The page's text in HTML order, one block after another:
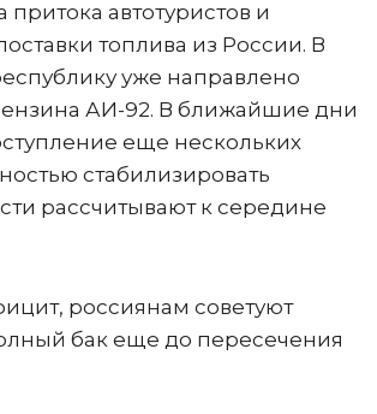
притока автотуристов и
топлива из России. В
уже направлено
АИ-92. В ближайшие дни
еще нескольких
стабилизировать
рассчитывают к середине
россиянам советуют
бак еще до пересечения